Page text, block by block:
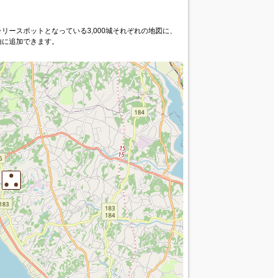
ースポットとなっている3,000城それぞれの地図に、
追加できます。